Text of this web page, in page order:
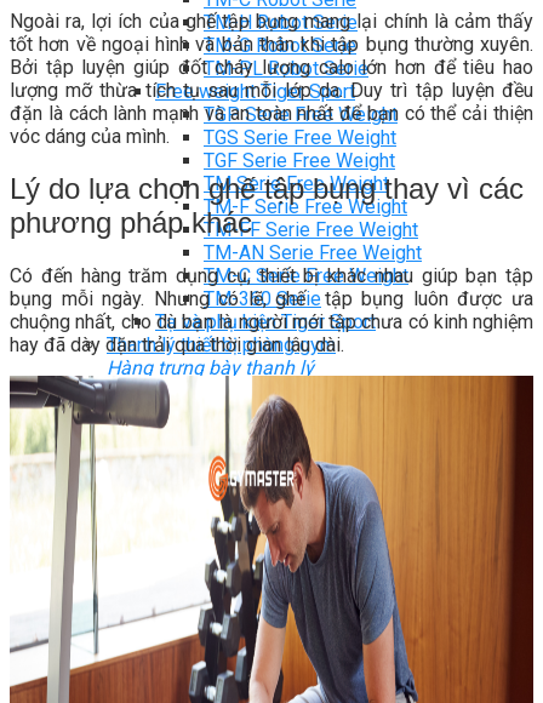
TM-H Robot Serie
TM-G Robot Serie
TM-PL Robot Serie
Free weight Tiger Sport
TGP Serie Free Weight
TGS Serie Free Weight
TGF Serie Free Weight
TM Serie Free Weight
TM-F Serie Free Weight
TM-FF Serie Free Weight
TM-AN Serie Free Weight
TM-C Serie Free Weight
TM-360 Serie
Tạ và phụ kiện Tiger Sport
Thanh lý thiết bị phòng gym
Hàng trưng bày thanh lý
Hàng trưng bày thanh lý Gym
Hàng trưng bày thanh lý Cardio
Hàng Mới Giá Sốc
Phụ kiện gym thanh lý
Setup Phòng Gym
Dự án tiêu biểu
Tuyển Cộng Tác Viên
Blog
Kinh nghiệm đầu tư
Thiết bị gym
Tin tức
Hướng dẫn tập luyện
Chế độ ăn uống
Liên Hệ
Ngoài ra, lợi ích của ghế tập bụng mang lại chính là cảm thấy
tốt hơn về ngoại hình và bản thân khi tập bụng thường xuyên.
Bởi tập luyện giúp đốt cháy lượng calo lớn hơn để tiêu hao
lượng mỡ thừa tích tụ sau mỗi lớp da. Duy trì tập luyện đều
đặn là cách lành mạnh và an toàn nhất để bạn có thể cải thiện
vóc dáng của mình.
Lý do lựa chọn ghế tập bụng thay vì các
phương pháp khác
Có đến hàng trăm dụng cụ, thiết bị khác nhau giúp bạn tập
bụng mỗi ngày. Nhưng có lẽ, ghế tập bụng luôn được ưa
chuộng nhất, cho dù bạn là người mới tập chưa có kinh nghiệm
hay đã dày dặn trải qua thời gian lâu dài.